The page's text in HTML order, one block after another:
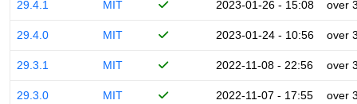
29.4.1 MIT 2023-01-26 - 15:08 over
29.4.0 MIT 2023-01-24 - 10:56 over
29.3.1 MIT 2022-11-08 - 22:56 over
29.3.0 MIT 2022-11-07 - 17:55 over